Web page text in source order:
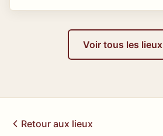
Voir tous les lieux
Retour aux lieux